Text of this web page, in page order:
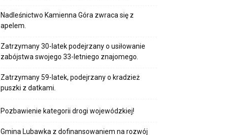
Nadleśnictwo Kamienna Góra zwraca się z
apelem.
Zatrzymany 30-latek podejrzany o usiłowanie
zabójstwa swojego 33-letniego znajomego.
Zatrzymany 59-latek, podejrzany o kradzież
puszki z datkami.
Pozbawienie kategorii drogi wojewódzkiej!
Gmina Lubawka z dofinansowaniem na rozwój